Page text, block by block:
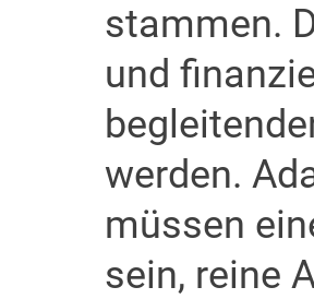
stammen.
und
werden.
müssen
sein, reine